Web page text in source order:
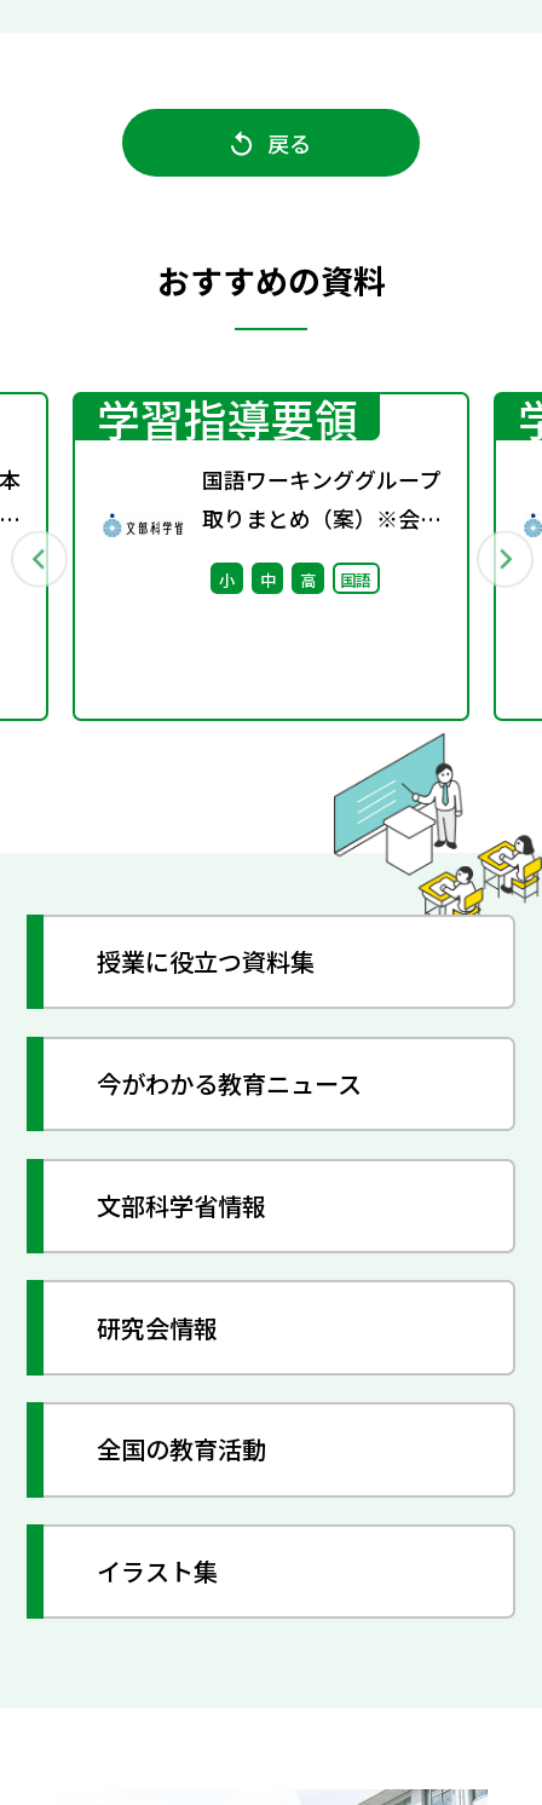
戻る
おすすめの資料
学習指導要領
国語ワーキンググループ
取りまとめ（案）※会議
後修正
小 中 高 国語
授業に役立つ資料集
今がわかる教育ニュース
文部科学省情報
研究会情報
全国の教育活動
イラスト集